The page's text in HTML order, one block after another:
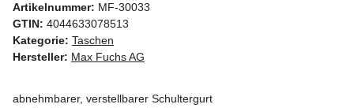
Artikelnummer: MF-30033
GTIN: 4044633078513
Kategorie: Taschen
Hersteller: Max Fuchs AG
abnehmbarer, verstellbarer Schultergurt